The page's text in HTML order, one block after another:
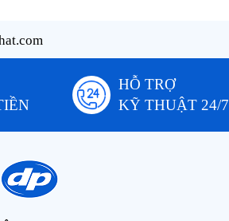
HỖ TRỢ
KỸ THUẬT 24/7